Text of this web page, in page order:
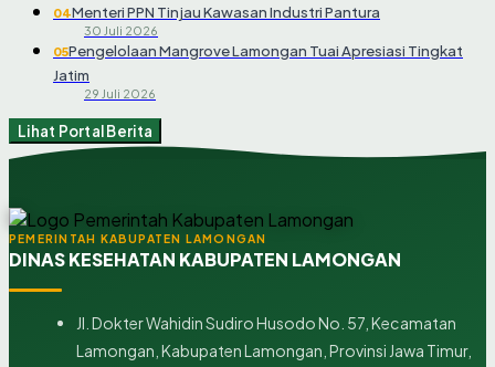
04Menteri PPN Tinjau Kawasan Industri Pantura
30 Juli 2026
05Pengelolaan Mangrove Lamongan Tuai Apresiasi Tingkat
Jatim
29 Juli 2026
Lihat Portal Berita
PEMERINTAH KABUPATEN LAMONGAN
DINAS KESEHATAN KABUPATEN LAMONGAN
Jl. Dokter Wahidin Sudiro Husodo No. 57, Kecamatan
Lamongan, Kabupaten Lamongan, Provinsi Jawa Timur,